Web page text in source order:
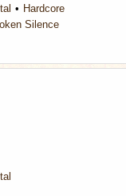
Hardcore
Silence